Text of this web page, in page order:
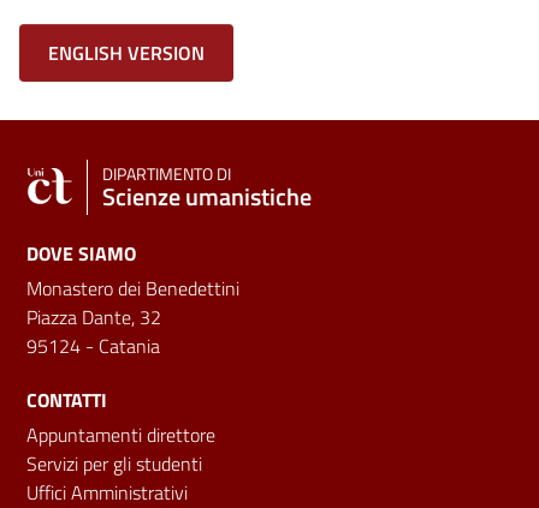
ENGLISH VERSION
DIPARTIMENTO DI
Scienze umanistiche
DOVE SIAMO
Monastero dei Benedettini
Piazza Dante, 32
95124 - Catania
CONTATTI
Appuntamenti direttore
Servizi per gli studenti
Uffici Amministrativi